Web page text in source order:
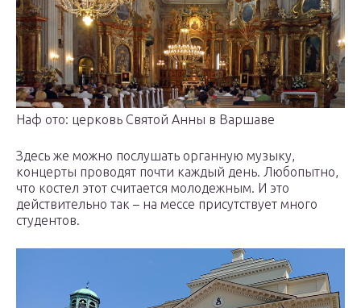
Наф ото: церковь Святой Анны в Варшаве
Здесь же можно послушать органную музыку,
концерты проводят почти каждый день. Любопытно,
что костел этот считается молодежным. И это
действительно так – на мессе присутствует много
студентов.